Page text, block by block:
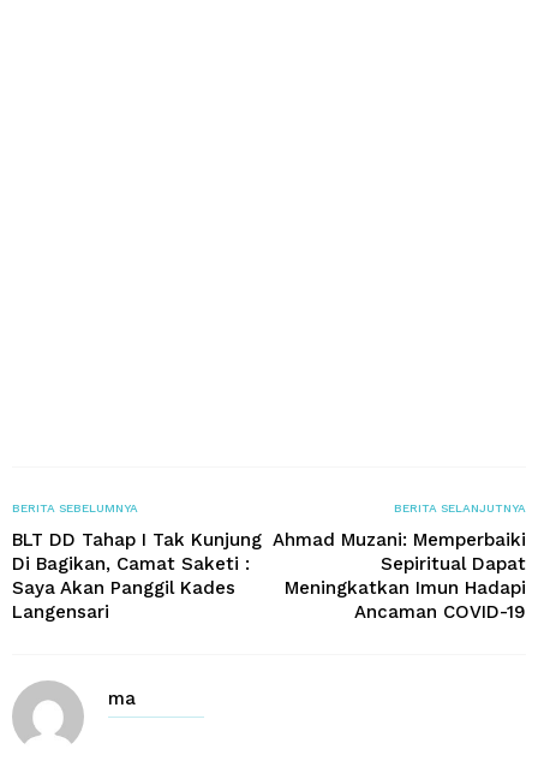
BERITA SEBELUMNYA
BLT DD Tahap I Tak Kunjung
Di Bagikan, Camat Saketi :
Saya Akan Panggil Kades
Langensari
BERITA SELANJUTNYA
Ahmad Muzani: Memperbaiki
Sepiritual Dapat
Meningkatkan Imun Hadapi
Ancaman COVID-19
ma